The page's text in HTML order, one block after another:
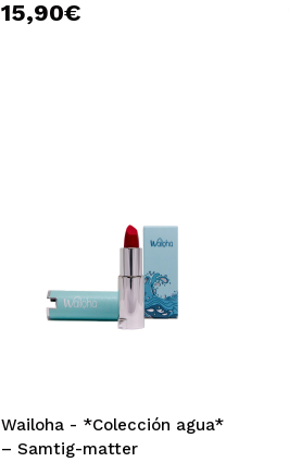
15,90€
Wailoha - *Colección agua*
– Samtig-matter